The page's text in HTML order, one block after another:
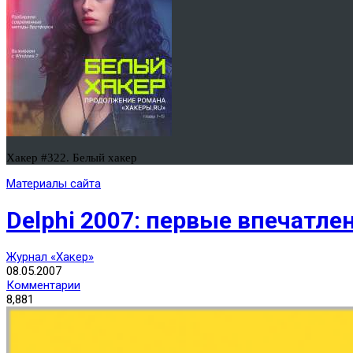
Хакер #322. Белый хакер
Материалы сайта
Delphi 2007: первые
Журнал «Хакер»
08.05.2007
Комментарии
8,881